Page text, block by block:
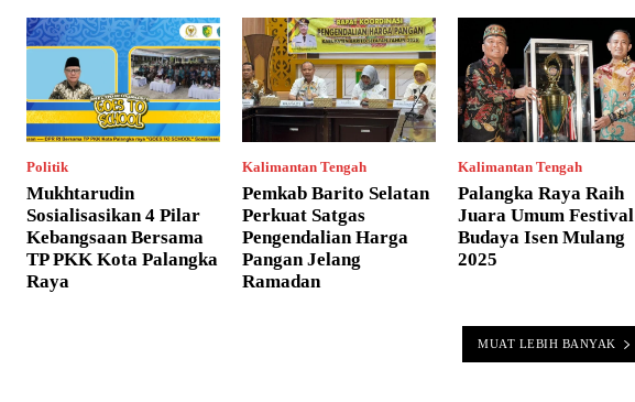
Politik
Mukhtarudin
Sosialisasikan 4 Pilar
Kebangsaan Bersama
TP PKK Kota Palangka
Raya
Kalimantan Tengah
Pemkab Barito Selatan
Perkuat Satgas
Pengendalian Harga
Pangan Jelang
Ramadan
Kalimantan Tengah
Palangka Raya Raih
Juara Umum Festival
Budaya Isen Mulang
2025
MUAT LEBIH BANYAK